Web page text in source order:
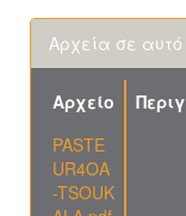
Αρχεία σε αυτό
Αρχείο
PASTE
UR4OA
-TSOUK